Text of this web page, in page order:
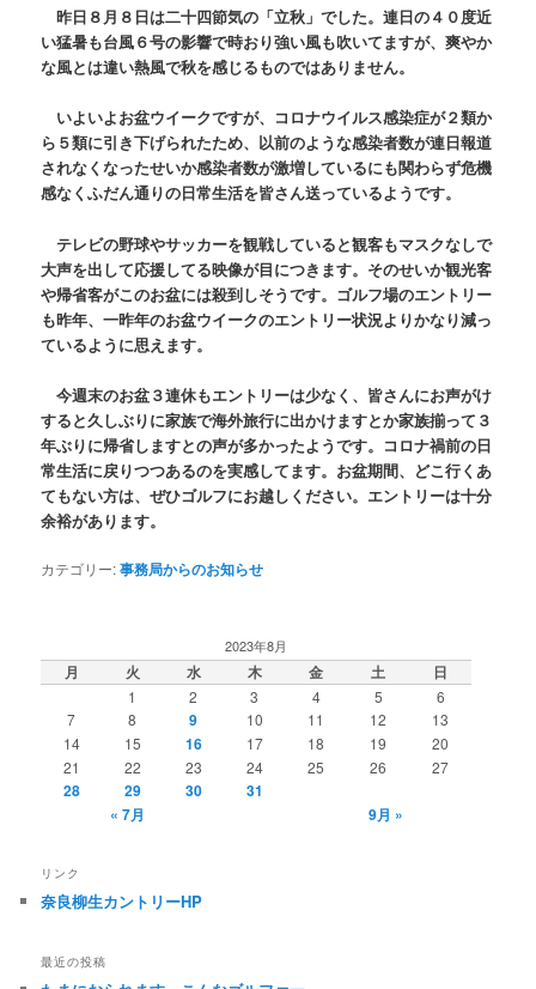
昨日８月８日は二十四節気の「立秋」でした。連日の４０度近
い猛暑も台風６号の影響で時おり強い風も吹いてますが、爽やか
な風とは違い熱風で秋を感じるものではありません。
いよいよお盆ウイークですが、コロナウイルス感染症が２類か
ら５類に引き下げられたため、以前のような感染者数が連日報道
されなくなったせいか感染者数が激増しているにも関わらず危機
感なくふだん通りの日常生活を皆さん送っているようです。
テレビの野球やサッカーを観戦していると観客もマスクなしで
大声を出して応援してる映像が目につきます。そのせいか観光客
や帰省客がこのお盆には殺到しそうです。ゴルフ場のエントリー
も昨年、一昨年のお盆ウイークのエントリー状況よりかなり減っ
ているように思えます。
今週末のお盆３連休もエントリーは少なく、皆さんにお声がけ
すると久しぶりに家族で海外旅行に出かけますとか家族揃って３
年ぶりに帰省しますとの声が多かったようです。コロナ禍前の日
常生活に戻りつつあるのを実感してます。お盆期間、どこ行くあ
てもない方は、ぜひゴルフにお越しください。エントリーは十分
余裕があります。
カテゴリー:事務局からのお知らせ
2023年8月
月 火 水 木 金 土 日
1 2 3 4 5
6
7
8 9 10 11 12
13
14
15 16 17 18 19
20
21
22 23 24 25 26 27
28 29 30
31
« 7月
9月 »
リンク
奈良柳生カントリーHP
最近の投稿